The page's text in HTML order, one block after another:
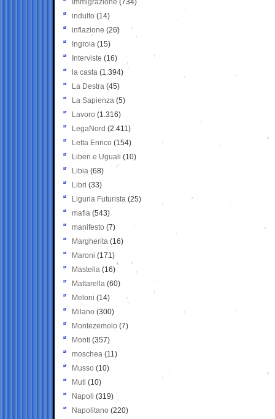
Immigrazione (734)
indulto (14)
inflazione (26)
Ingroia (15)
Interviste (16)
la casta (1.394)
La Destra (45)
La Sapienza (5)
Lavoro (1.316)
LegaNord (2.411)
Letta Enrico (154)
Liberi e Uguali (10)
Libia (68)
Libri (33)
Liguria Futurista (25)
mafia (543)
manifesto (7)
Margherita (16)
Maroni (171)
Mastella (16)
Mattarella (60)
Meloni (14)
Milano (300)
Montezemolo (7)
Monti (357)
moschea (11)
Musso (10)
Muti (10)
Napoli (319)
Napolitano (220)